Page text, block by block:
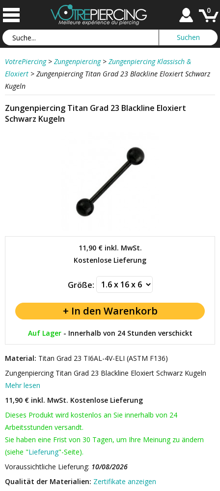
0
VotrePiercing > Zungenpiercing > Zungenpiercing Klassisch &
Eloxiert > Zungenpiercing Titan Grad 23 Blackline Eloxiert Schwarz
Kugeln
Zungenpiercing Titan Grad 23 Blackline Eloxiert
Schwarz Kugeln
11,90 €inkl. MwSt.
Kostenlose Lieferung
Größe:
Auf Lager- Innerhalb von 24 Stunden verschickt
Material: Titan Grad 23 TI6AL-4V-ELI (ASTM F136)
Zungenpiercing Titan Grad 23 Blackline Eloxiert Schwarz Kugeln
Mehr lesen
11,90 € inkl. MwSt. Kostenlose Lieferung
Dieses Produkt wird kostenlos an Sie innerhalb von 24
Arbeitsstunden versandt.
Sie haben eine Frist von 30 Tagen, um Ihre Meinung zu ändern
(siehe "Lieferung"-Seite).
Voraussichtliche Lieferung: 10/08/2026
Qualität der Materialien: Zertifikate anzeigen